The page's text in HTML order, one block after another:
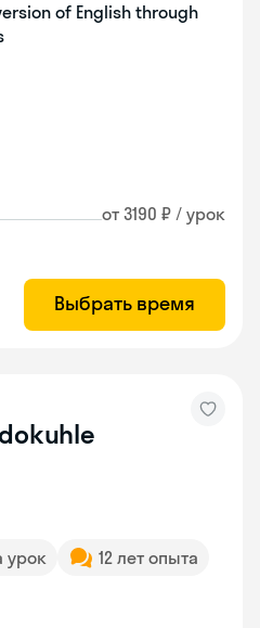
of English through
от 3190 ₽ / урок
Выбрать время
урок
12 лет опыта